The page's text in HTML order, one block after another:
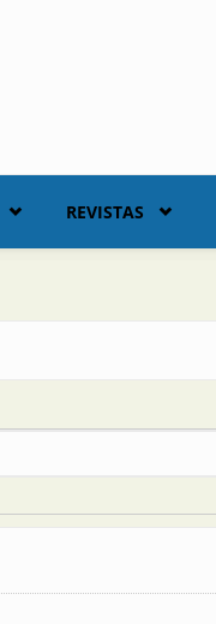
REVISTAS